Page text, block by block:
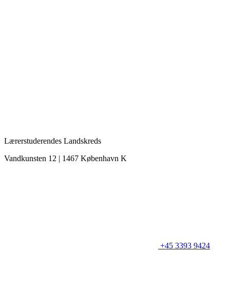
Lærerstuderendes Landskreds
Vandkunsten 12 | 1467 København K
+45 3393 9424